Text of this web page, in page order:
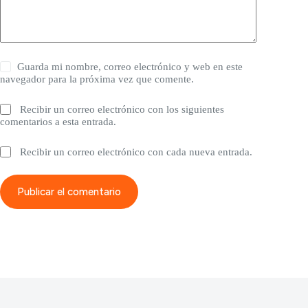
Guarda mi nombre, correo electrónico y web en este
navegador para la próxima vez que comente.
Recibir un correo electrónico con los siguientes
comentarios a esta entrada.
Recibir un correo electrónico con cada nueva entrada.
Publicar el comentario